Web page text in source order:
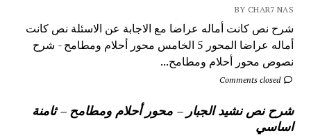
BY CHAR7 NAS
شرح نص كانت أماله عراضا مع الاجابة عن الاسئلة نص كانت
أماله عراضا المحور 5 الخامس محور أحلام ومطامح - شرح
نصوص محور أحلام ومطامح...
Comments closed
شرح نص نشيد الجبار – محور أحلام ومطامح – ثامنة
اساسي